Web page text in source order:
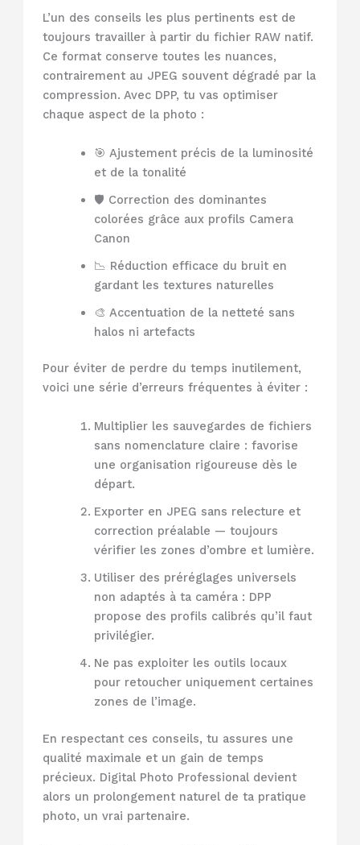
L’un des conseils les plus pertinents est de
toujours travailler à partir du fichier RAW natif.
Ce format conserve toutes les nuances,
contrairement au JPEG souvent dégradé par la
compression. Avec DPP, tu vas optimiser
chaque aspect de la photo :
🎯 Ajustement précis de la luminosité
et de la tonalité
🛡️ Correction des dominantes
colorées grâce aux profils Camera
Canon
📉 Réduction efficace du bruit en
gardant les textures naturelles
🎨 Accentuation de la netteté sans
halos ni artefacts
Pour éviter de perdre du temps inutilement,
voici une série d’erreurs fréquentes à éviter :
Multiplier les sauvegardes de fichiers
sans nomenclature claire : favorise
une organisation rigoureuse dès le
départ.
Exporter en JPEG sans relecture et
correction préalable — toujours
vérifier les zones d’ombre et lumière.
Utiliser des préréglages universels
non adaptés à ta caméra : DPP
propose des profils calibrés qu’il faut
privilégier.
Ne pas exploiter les outils locaux
pour retoucher uniquement certaines
zones de l’image.
En respectant ces conseils, tu assures une
qualité maximale et un gain de temps
précieux. Digital Photo Professional devient
alors un prolongement naturel de ta pratique
photo, un vrai partenaire.